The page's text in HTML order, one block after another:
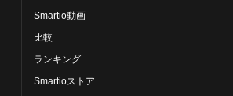
Smartio動画
比較
ランキング
Smartioストア